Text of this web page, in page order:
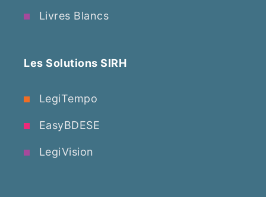
Livres Blancs
Les Solutions SIRH
LegiTempo
EasyBDESE
LegiVision